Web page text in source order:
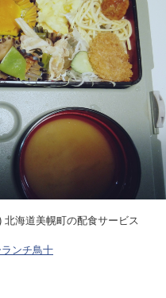
北海道美幌町の配食サービス
ンチ鳥十